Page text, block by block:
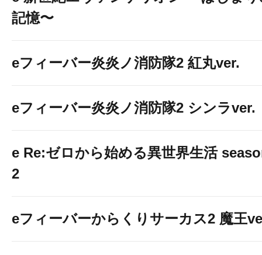
記憶〜
eフィーバー炎炎ノ消防隊2 紅丸ver.
eフィーバー炎炎ノ消防隊2 シンラver.
e Re:ゼロから始める異世界生活
2
eフィーバーからくりサーカス2 魔王